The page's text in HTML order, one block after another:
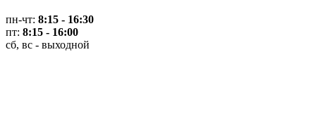
пн-чт: 8:15 - 16:30
пт: 8:15 - 16:00
сб, вс - выходной